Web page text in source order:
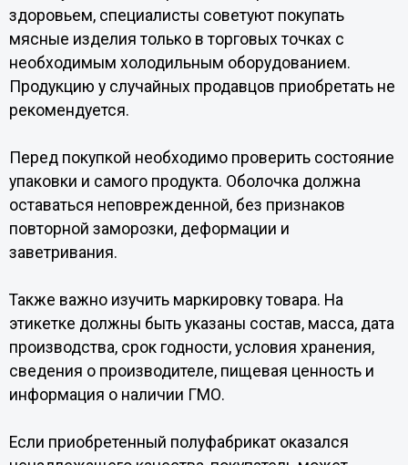
здоровьем, специалисты советуют покупать
мясные изделия только в торговых точках с
необходимым холодильным оборудованием.
Продукцию у случайных продавцов приобретать не
рекомендуется.
Перед покупкой необходимо проверить состояние
упаковки и самого продукта. Оболочка должна
оставаться неповрежденной, без признаков
повторной заморозки, деформации и
заветривания.
Также важно изучить маркировку товара. На
этикетке должны быть указаны состав, масса, дата
производства, срок годности, условия хранения,
сведения о производителе, пищевая ценность и
информация о наличии ГМО.
Если приобретенный полуфабрикат оказался